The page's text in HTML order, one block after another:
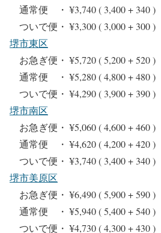
通常便 ・ ¥3,740 ( 3,400 + 340
ついで便・ ¥3,300 ( 3,000 +
堺市東区
お急ぎ便・ ¥5,720 ( 5,200 +
通常便 ・ ¥5,280 ( 4,800 + 480
ついで便・ ¥4,290 ( 3,900 +
堺市南区
お急ぎ便・ ¥5,060 ( 4,600 +
通常便 ・ ¥4,620 ( 4,200 + 420
ついで便・ ¥3,740 ( 3,400 +
堺市美原区
お急ぎ便・ ¥6,490 ( 5,900 +
通常便 ・ ¥5,940 ( 5,400 + 540
ついで便・ ¥4,730 ( 4,300 +